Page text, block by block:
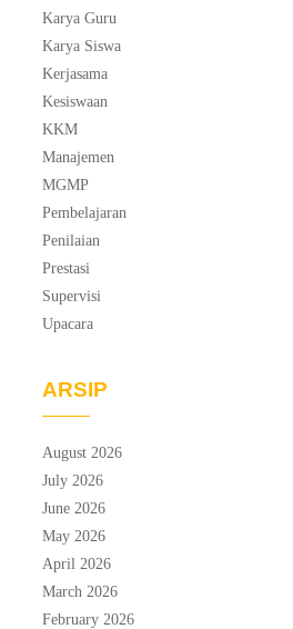
Karya Guru
Karya Siswa
Kerjasama
Kesiswaan
KKM
Manajemen
MGMP
Pembelajaran
Penilaian
Prestasi
Supervisi
Upacara
ARSIP
August 2026
July 2026
June 2026
May 2026
April 2026
March 2026
February 2026